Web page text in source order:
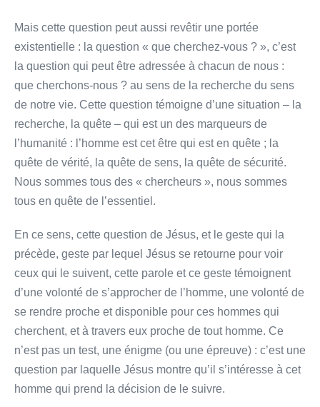
Mais cette question peut aussi revêtir une portée
existentielle : la question « que cherchez-vous ? », c’est
la question qui peut être adressée à chacun de nous :
que cherchons-nous ? au sens de la recherche du sens
de notre vie. Cette question témoigne d’une situation – la
recherche, la quête – qui est un des marqueurs de
l’humanité : l’homme est cet être qui est en quête ; la
quête de vérité, la quête de sens, la quête de sécurité.
Nous sommes tous des « chercheurs », nous sommes
tous en quête de l’essentiel.
En ce sens, cette question de Jésus, et le geste qui la
précède, geste par lequel Jésus se retourne pour voir
ceux qui le suivent, cette parole et ce geste témoignent
d’une volonté de s’approcher de l’homme, une volonté de
se rendre proche et disponible pour ces hommes qui
cherchent, et à travers eux proche de tout homme. Ce
n’est pas un test, une énigme (ou une épreuve) : c’est une
question par laquelle Jésus montre qu’il s’intéresse à cet
homme qui prend la décision de le suivre.